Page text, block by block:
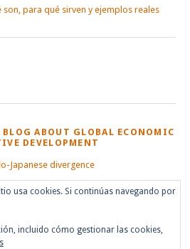
son, para qué sirven y ejemplos reales
BLOG ABOUT GLOBAL ECONOMIC
DEVELOPMENT
Japanese divergence
usa cookies. Si continúas navegando por
incluido cómo gestionar las cookies,